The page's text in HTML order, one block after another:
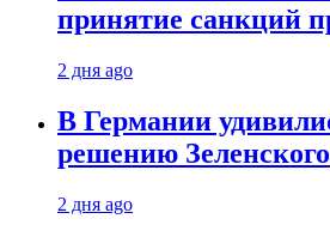
принятие санкций
2 дня ago
В Германии
решению Зеленского
2 дня ago